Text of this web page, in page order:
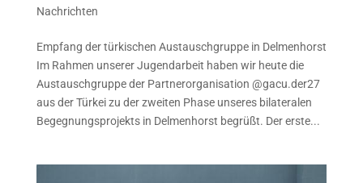
Nachrichten
Empfang der türkischen Austauschgruppe in Delmenhorst
Im Rahmen unserer Jugendarbeit haben wir heute die
Austauschgruppe der Partnerorganisation @gacu.der27
aus der Türkei zu der zweiten Phase unseres bilateralen
Begegnungsprojekts in Delmenhorst begrüßt. Der erste...